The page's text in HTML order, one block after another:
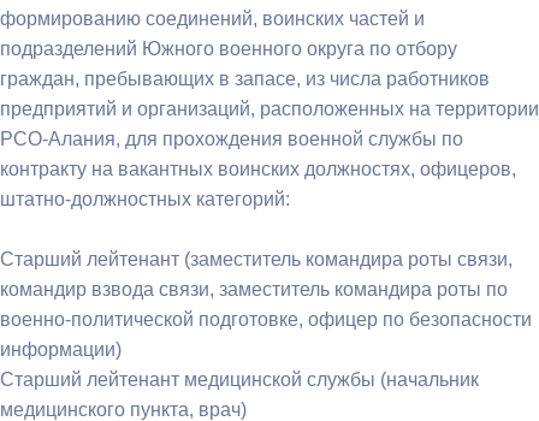
формированию соединений, воинских частей и
подразделений Южного военного округа по отбору
граждан, пребывающих в запасе, из числа работников
предприятий и организаций, расположенных на территории
РСО-Алания, для прохождения военной службы по
контракту на вакантных воинских должностях, офицеров,
штатно-должностных категорий:
Старший лейтенант (заместитель командира роты связи,
командир взвода связи, заместитель командира роты по
военно-политической подготовке, офицер по безопасности
информации)
Старший лейтенант медицинской службы (начальник
медицинского пункта, врач)